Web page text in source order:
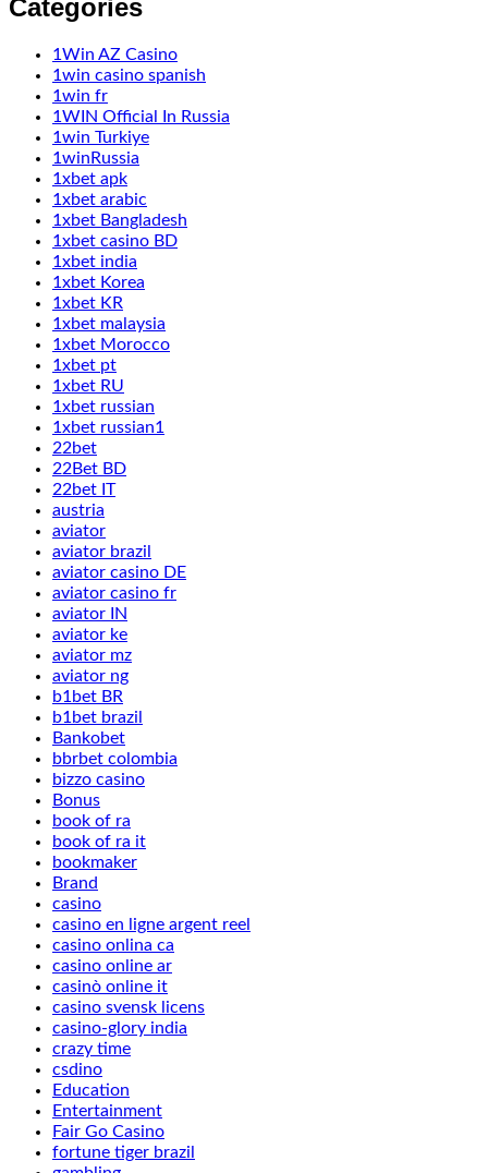
Categories
1Win AZ Casino
1win casino spanish
1win fr
1WIN Official In Russia
1win Turkiye
1winRussia
1xbet apk
1xbet arabic
1xbet Bangladesh
1xbet casino BD
1xbet india
1xbet Korea
1xbet KR
1xbet malaysia
1xbet Morocco
1xbet pt
1xbet RU
1xbet russian
1xbet russian1
22bet
22Bet BD
22bet IT
austria
aviator
aviator brazil
aviator casino DE
aviator casino fr
aviator IN
aviator ke
aviator mz
aviator ng
b1bet BR
b1bet brazil
Bankobet
bbrbet colombia
bizzo casino
Bonus
book of ra
book of ra it
bookmaker
Brand
casino
casino en ligne argent reel
casino onlina ca
casino online ar
casinò online it
casino svensk licens
casino-glory india
crazy time
csdino
Education
Entertainment
Fair Go Casino
fortune tiger brazil